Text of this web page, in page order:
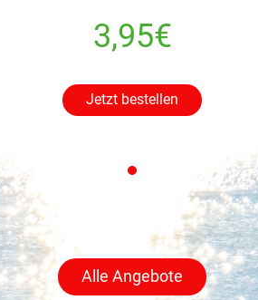
3,95€
Jetzt bestellen
Alle Angebote